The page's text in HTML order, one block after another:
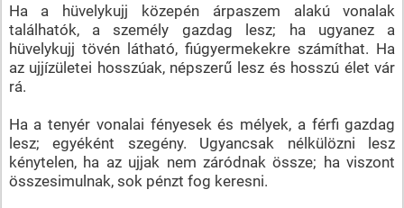
Ha a hüvelykujj közepén árpaszem alakú vonalak
találhatók, a személy gazdag lesz; ha ugyanez a
hüvelykujj tövén látható, fiúgyermekekre számíthat. Ha
az ujjízületei hosszúak, népszerű lesz és hosszú élet vár
rá.
Ha a tenyér vonalai fényesek és mélyek, a férfi gazdag
lesz; egyéként szegény. Ugyancsak nélkülözni lesz
kénytelen, ha az ujjak nem záródnak össze; ha viszont
összesimulnak, sok pénzt fog keresni.